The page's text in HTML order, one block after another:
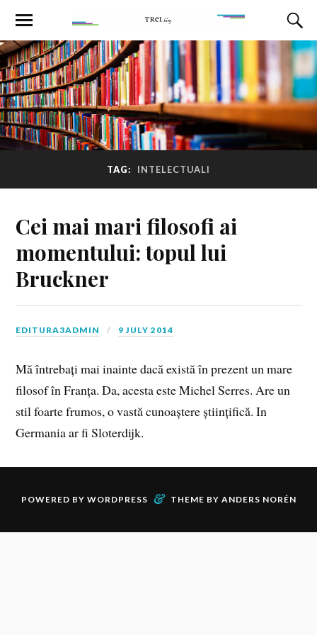
TAG: INTELECTUALI
Cei mai mari filosofi ai
momentului: topul lui
Bruckner
EDITURA3ADMIN 9 JULY 2014
Mă întrebați mai inainte dacă există în prezent un mare
filosof în Franța. Da, acesta este Michel Serres. Are un
stil foarte frumos, o vastă cunoaștere științifică. In
Germania ar fi Sloterdijk.
POWERED BY WORDPRESS & THEME BY ANDERS NORÉN